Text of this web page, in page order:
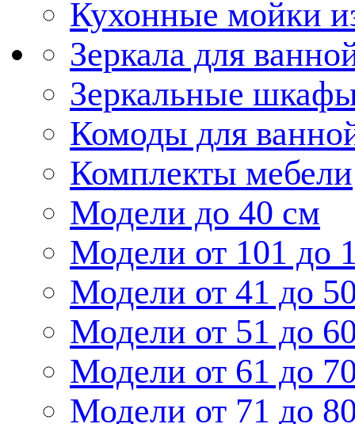
Кухонные мойки
Зеркала для
Зеркальные
Комоды для
Комплекты мебели
Модели до 40 см
Модели от 101 до
Модели от 41 до
Модели от 51 до
Модели от 61 до
Модели от 71 до